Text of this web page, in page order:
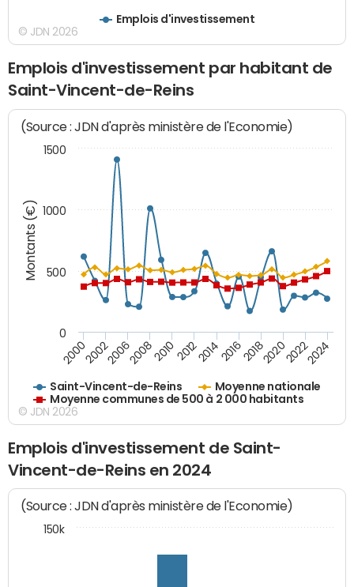
Emplois d'investissement
© JDN 2026
Emplois d'investissement par habitant de
Saint-Vincent-de-Reins
Montants (€)
(Source : JDN d'après ministère de l'Economie)
Saint-Vincent-de-Reins
Moyenne nationale
Moyenne communes de 500 à 2 000 habitants
200020022006200820102012201420162018202020222024
0
500
1000
1500
© JDN 2026
Emplois d'investissement de Saint-
Vincent-de-Reins en 2024
(Source : JDN d'après ministère de l'Economie)
150k